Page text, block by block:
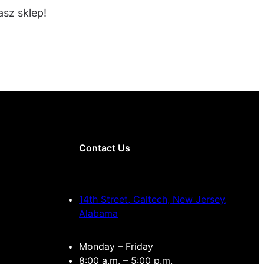
sklep!
Contact Us
14th Street, Caltech, New Jersey,
Alabama
Monday – Friday
8:00 a.m. – 5:00 p.m.